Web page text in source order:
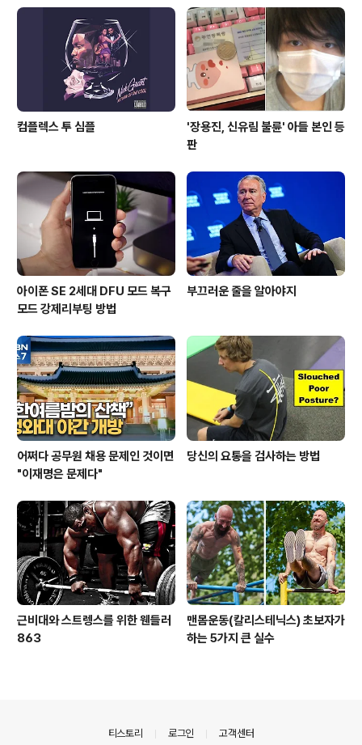
을 참고하시면 되겠습니다. • "테크놀로지 퍼스트(techno
logical first)" 아이폰X 핸즈온 첫인상(참고)• 첫인상: 페
이스ID가 탑재된 애플의 바이오닉 아이폰X..
컴플렉스 투 심플
'장용진, 신유림 불륜' 아들 본인 등
판
아이폰 SE 2세대 DFU 모드 복구
모드 강제리부팅 방법
부끄러운 줄을 알아야지
어쩌다 공무원 채용 문제인 것이면
"이재명은 문제다"
당신의 요통을 검사하는 방법
근비대와 스트렝스를 위한 웬들러
863
맨몸운동(칼리스테닉스) 초보자가
하는 5가지 큰 실수
티스토리 로그인 고객센터